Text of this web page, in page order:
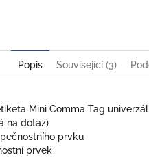
Popis Související (3)
Mini Comma Tag
na dotaz)
prvku
prvek